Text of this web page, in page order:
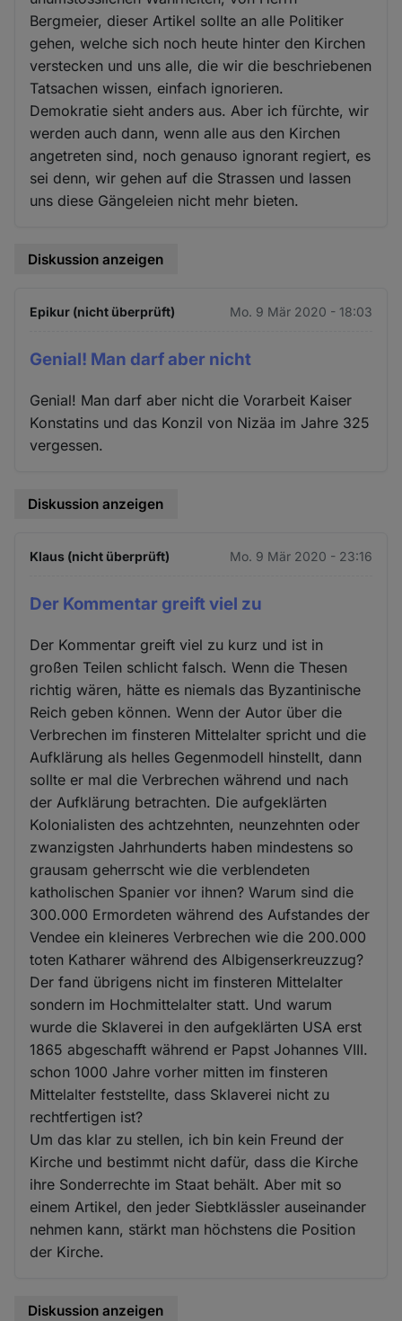
Bergmeier, dieser Artikel sollte an alle Politiker
gehen, welche sich noch heute hinter den Kirchen
verstecken und uns alle, die wir die beschriebenen
Tatsachen wissen, einfach ignorieren.
Demokratie sieht anders aus. Aber ich fürchte, wir
werden auch dann, wenn alle aus den Kirchen
angetreten sind, noch genauso ignorant regiert, es
sei denn, wir gehen auf die Strassen und lassen
uns diese Gängeleien nicht mehr bieten.
Diskussion anzeigen
Epikur (nicht überprüft) Mo. 9 Mär 2020 - 18:03
Genial! Man darf aber nicht
Genial! Man darf aber nicht die Vorarbeit Kaiser
Konstatins und das Konzil von Nizäa im Jahre 325
vergessen.
Diskussion anzeigen
Klaus (nicht überprüft) Mo. 9 Mär 2020 - 23:16
Der Kommentar greift viel zu
Der Kommentar greift viel zu kurz und ist in
großen Teilen schlicht falsch. Wenn die Thesen
richtig wären, hätte es niemals das Byzantinische
Reich geben können. Wenn der Autor über die
Verbrechen im finsteren Mittelalter spricht und die
Aufklärung als helles Gegenmodell hinstellt, dann
sollte er mal die Verbrechen während und nach
der Aufklärung betrachten. Die aufgeklärten
Kolonialisten des achtzehnten, neunzehnten oder
zwanzigsten Jahrhunderts haben mindestens so
grausam geherrscht wie die verblendeten
katholischen Spanier vor ihnen? Warum sind die
300.000 Ermordeten während des Aufstandes der
Vendee ein kleineres Verbrechen wie die 200.000
toten Katharer während des Albigenserkreuzzug?
Der fand übrigens nicht im finsteren Mittelalter
sondern im Hochmittelalter statt. Und warum
wurde die Sklaverei in den aufgeklärten USA erst
1865 abgeschafft während er Papst Johannes VIII.
schon 1000 Jahre vorher mitten im finsteren
Mittelalter feststellte, dass Sklaverei nicht zu
rechtfertigen ist?
Um das klar zu stellen, ich bin kein Freund der
Kirche und bestimmt nicht dafür, dass die Kirche
ihre Sonderrechte im Staat behält. Aber mit so
einem Artikel, den jeder Siebtklässler auseinander
nehmen kann, stärkt man höchstens die Position
der Kirche.
Diskussion anzeigen